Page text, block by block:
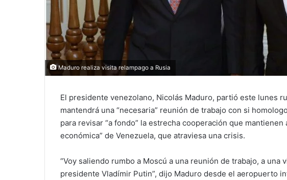
Maduro realiza visita relampago a Rusia
El presidente venezolano, Nicolás Maduro, partió este lunes
mantendrá una “necesaria” reunión de trabajo con si
para revisar “a fondo” la estrecha cooperación que
económica” de Venezuela, que atraviesa una crisis.
“Voy saliendo rumbo a Moscú a una reunión de trabajo, a una
presidente Vladímir Putin”, dijo Maduro desde el aeropuerto